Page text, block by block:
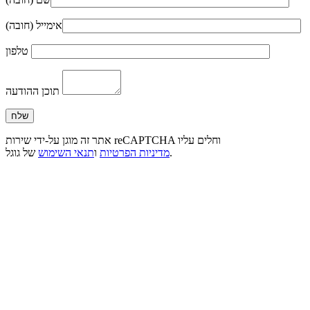
אימייל (חובה)
אתר זה מוגן על-ידי שירות reCAPTCHA וחלים עליו
מדיניות הפרטיות ותנאי השימוש של גוגל.